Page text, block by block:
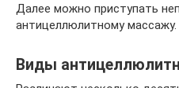
Далее можно приступать
антицеллюлитному массажу.
Виды